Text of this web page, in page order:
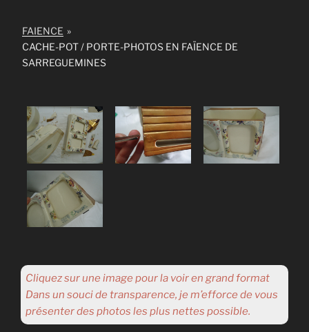
FAIENCE »
CACHE-POT / PORTE-PHOTOS EN FAÏENCE DE
SARREGUEMINES
Cliquez sur une image pour la voir en grand format
Dans un souci de transparence, je m’efforce de vous
présenter des photos les plus nettes possible.